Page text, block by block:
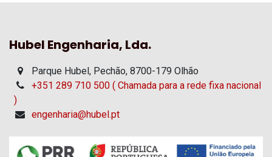
Hubel Engenharia, Lda.
Parque Hubel, Pechão, 8700-179 Olhão
+351 289 710 500 ( Chamada para a rede fixa nacional
)
engenharia@hubel.pt